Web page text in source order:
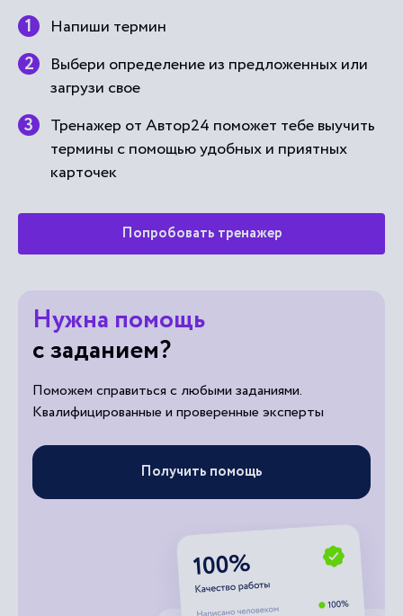
Напиши термин
Выбери определение из предложенных или
загрузи свое
Тренажер от Автор24 поможет тебе выучить
термины с помощью удобных и приятных
карточек
Попробовать тренажер
Нужна помощь
с заданием?
Поможем справиться с любыми заданиями.
Квалифицированные и проверенные эксперты
Получить помощь